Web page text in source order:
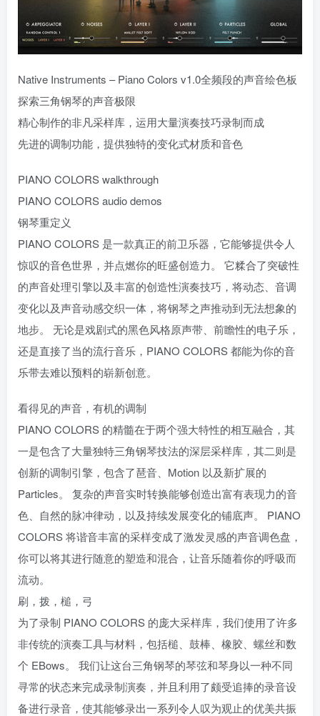
Native Instruments – Piano Colors v1.0全频段的声音绘色板
探索三角钢琴的声音极限
精心制作的非凡采样库，运用大量演奏技巧录制而成
先进的调制功能，提供独特的变化式材质和音色
PIANO COLORS walkthrough
PIANO COLORS audio demos
钢琴重定义
PIANO COLORS 是一款真正的前卫乐器，它能够提供令人
惊叹的音色世界，并点燃你的旺盛创造力。 它糅合了突破性
的声音处理引擎以及丰富的创造性演奏技巧，将动态、音调
变化以及声音动感交织一体，将钢琴之声推动到无法想象的
地步。 无论是戏剧式的黑色风格原声带、前瞻性的电子乐，
还是直接了当的流行音乐，PIANO COLORS 都能为你的音
乐带去难以预料的崭新创意。
看得见的声音，有机的调制
PIANO COLORS 的精髓在于两个强大特性的相互融合，其
一是包含了大量独特三角钢琴技法的深层采样库，其二则是
创新的调制引擎，包含了琶音、Motion 以及新扩展的
Particles。 复杂的声音实时转换能够创造出富有表现力的音
色、自然的脉冲律动，以及持续发展变化的铺底声。 PIANO
COLORS 将谐音丰富的采样变成了激发灵感的声音调色盘，
你可以将其进行随意的塑造和混合，让音乐随着你的呼吸而
流动。
刷，拨，槌，弓
为了录制 PIANO COLORS 的庞大采样库，我们使用了许多
非传统的演奏工具与材料，包括槌、鼓棒、橡胶、螺丝和数
个 EBows。 我们让这台三角钢琴的琴弦和琴身以一种不同
寻常的状态来完成录制演奏，并且利用了颇受追捧的录音设
备进行录音，使其能够录出一系列令人叹为观止的优美共振